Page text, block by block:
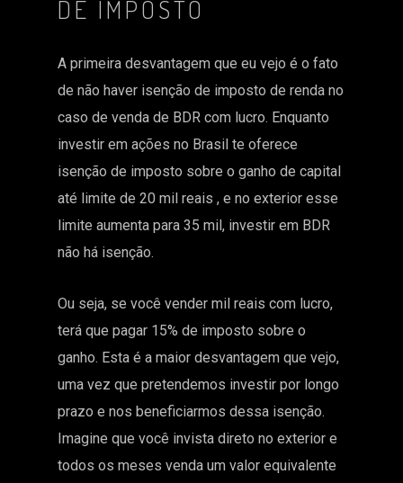
DE IMPOSTO
A primeira desvantagem que eu vejo é o fato
de não haver isenção de imposto de renda no
caso de venda de BDR com lucro. Enquanto
investir em ações no Brasil te oferece
isenção de imposto sobre o ganho de capital
até limite de 20 mil reais , e no exterior esse
limite aumenta para 35 mil, investir em BDR
não há isenção.
Ou seja, se você vender mil reais com lucro,
terá que pagar 15% de imposto sobre o
ganho. Esta é a maior desvantagem que vejo,
uma vez que pretendemos investir por longo
prazo e nos beneficiarmos dessa isenção.
Imagine que você invista direto no exterior e
todos os meses venda um valor equivalente